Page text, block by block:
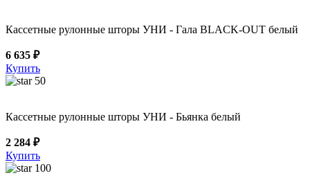
Кассетные рулонные шторы УНИ - Гала BLACK-OUT белый
6 635 ₽
Купить
50
Кассетные рулонные шторы УНИ - Бьянка белый
2 284 ₽
Купить
100